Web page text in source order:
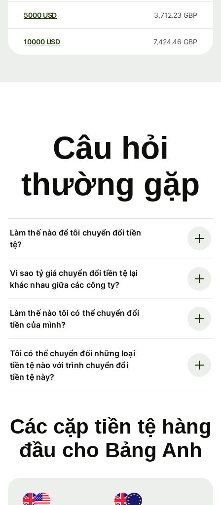
5000 USD 3,712.23 GBP
10000 USD 7,424.46 GBP
Câu hỏi
thường gặp
Làm thế nào để tôi chuyển đổi tiền
tệ?
Vì sao tỷ giá chuyển đổi tiền tệ lại
khác nhau giữa các công ty?
Làm thế nào tôi có thể chuyển đổi
tiền của mình?
Tôi có thể chuyển đổi những loại
tiền tệ nào với trình chuyển đổi
tiền tệ này?
Các cặp tiền tệ hàng
đầu cho Bảng Anh